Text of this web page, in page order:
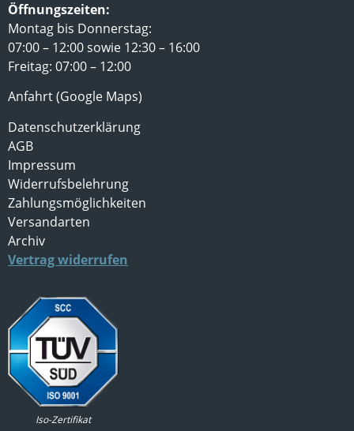
Öffnungszeiten:
Montag bis Donnerstag:
07:00 – 12:00 sowie 12:30 – 16:00
Freitag: 07:00 – 12:00
Anfahrt (Google Maps)
Datenschutzerklärung
AGB
Impressum
Widerrufsbelehrung
Zahlungsmöglichkeiten
Versandarten
Archiv
Vertrag widerrufen
Iso-Zertifikat